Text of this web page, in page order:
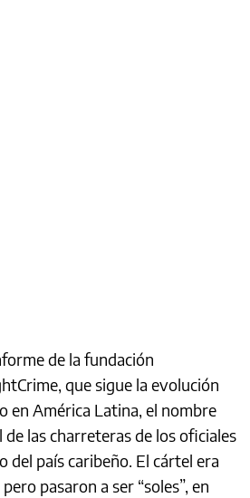
de la fundación
que sigue la evolución
en América Latina, el nombre
de las charreteras de los oficiales
del país caribeño. El cártel era
pasaron a ser “soles”, en